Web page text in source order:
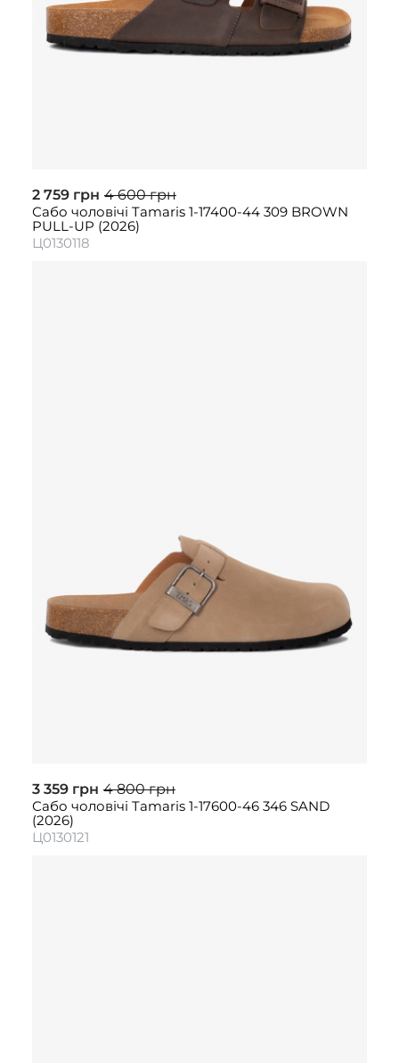
2 759 грн 4 600 грн
Сабо чоловічі Tamaris 1-17400-44 309 BROWN
PULL-UP (2026)
Ц0130118
3 359 грн 4 800 грн
Сабо чоловічі Tamaris 1-17600-46 346 SAND
(2026)
Ц0130121